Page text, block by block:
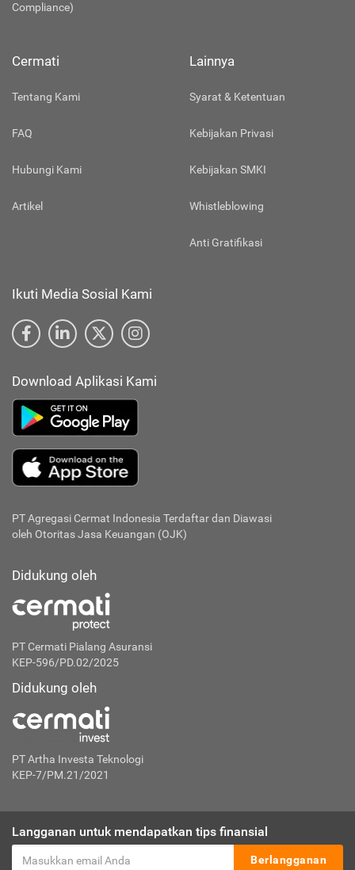
Compliance)
Cermati
Tentang Kami
FAQ
Hubungi Kami
Artikel
Lainnya
Syarat & Ketentuan
Kebijakan Privasi
Kebijakan SMKI
Whistleblowing
Anti Gratifikasi
Ikuti Media Sosial Kami
Download Aplikasi Kami
PT Agregasi Cermat Indonesia Terdaftar dan Diawasi
oleh Otoritas Jasa Keuangan (OJK)
Didukung oleh
PT Cermati Pialang Asuransi
KEP-596/PD.02/2025
Didukung oleh
PT Artha Investa Teknologi
KEP-7/PM.21/2021
Langganan untuk mendapatkan tips finansial
Berlangganan